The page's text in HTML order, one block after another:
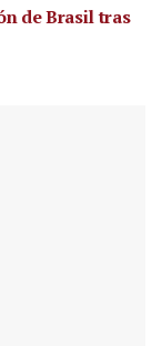
de Brasil tras